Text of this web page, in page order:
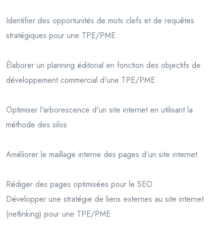
Identifier des opportunités de mots clefs et de requêtes
stratégiques pour une TPE/PME
Élaborer un planning éditorial en fonction des objectifs de
développement commercial d'une TPE/PME
Optimiser l'arborescence d'un site internet en utilisant la
méthode des silos
Améliorer le maillage interne des pages d'un site internet
Rédiger des pages optimisées pour le SEO
Développer une stratégie de liens externes au site internet
(netlinking) pour une TPE/PME